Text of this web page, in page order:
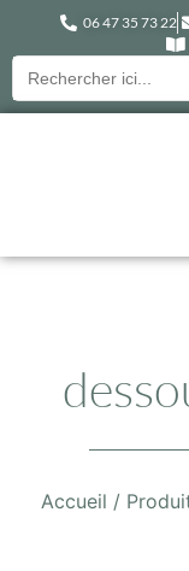
06 47 35 73 22
Recherche
pour :
Accueil /